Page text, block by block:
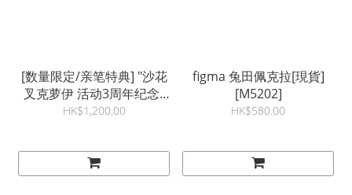
[数量限定/亲笔特典] "沙花
叉克萝伊 活动3周年纪念"
全套套装数量限定版
HK$1,200.00
figma 兔田佩克拉[現貨]
[M5202]
HK$580.00